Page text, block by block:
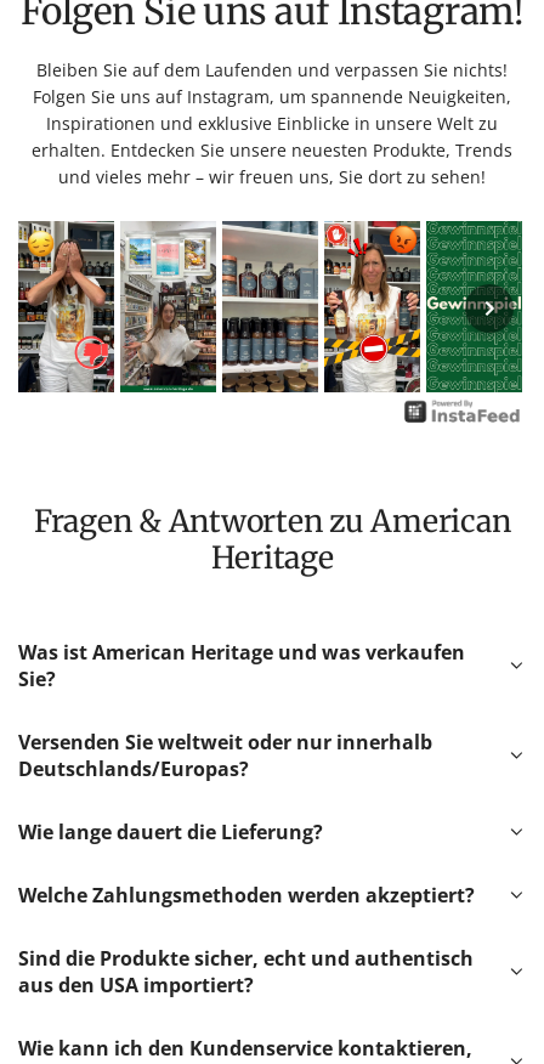
Folgen Sie uns auf Instagram!
Bleiben Sie auf dem Laufenden und verpassen Sie nichts!
Folgen Sie uns auf Instagram, um spannende Neuigkeiten,
Inspirationen und exklusive Einblicke in unsere Welt zu
erhalten. Entdecken Sie unsere neuesten Produkte, Trends
und vieles mehr – wir freuen uns, Sie dort zu sehen!
Fragen & Antworten zu American
Heritage
Was ist American Heritage und was verkaufen
Sie?
Versenden Sie weltweit oder nur innerhalb
Deutschlands/Europas?
Wie lange dauert die Lieferung?
Welche Zahlungsmethoden werden akzeptiert?
Sind die Produkte sicher, echt und authentisch
aus den USA importiert?
Wie kann ich den Kundenservice kontaktieren,